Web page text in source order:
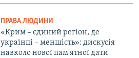
ПРАВА ЛЮДИНИ
«Крим – єдиний регіон, де
українці – меншість»: дискусія
навколо нової пам'ятної дати